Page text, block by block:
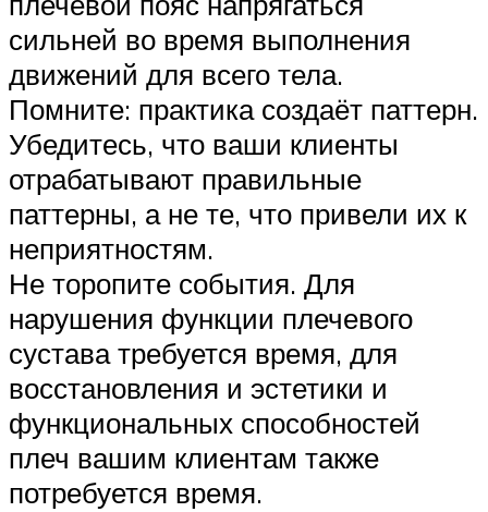
сильней во время выполнения
движений для всего тела.
Помните: практика создаёт паттерн.
Убедитесь, что ваши клиенты
отрабатывают правильные
паттерны, а не те, что привели их к
неприятностям.
Не торопите события. Для
нарушения функции плечевого
сустава требуется время, для
восстановления и эстетики и
функциональных способностей
плеч вашим клиентам также
потребуется время.